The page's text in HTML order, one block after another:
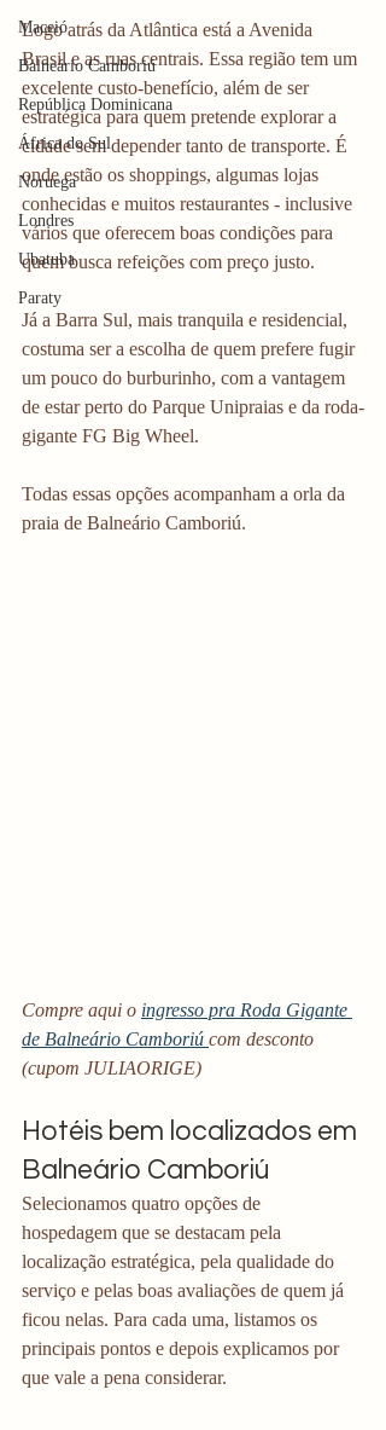
Maceió
Balneário Camboriú
República Dominicana
África do Sul
Noruega
Londres
Ubatuba
Paraty
Logo atrás da Atlântica está a Avenida
Brasil e as ruas centrais. Essa região tem um
excelente custo-benefício, além de ser
estratégica para quem pretende explorar a
cidade sem depender tanto de transporte. É
onde estão os shoppings, algumas lojas
conhecidas e muitos restaurantes - inclusive
vários que oferecem boas condições para
quem busca refeições com preço justo.
Já a Barra Sul, mais tranquila e residencial,
costuma ser a escolha de quem prefere fugir
um pouco do burburinho, com a vantagem
de estar perto do Parque Unipraias e da roda-
gigante FG Big Wheel.
Todas essas opções acompanham a orla da
praia de Balneário Camboriú.
Compre aqui o ingresso pra Roda Gigante
de Balneário Camboriú com desconto
(cupom JULIAORIGE)
Hotéis bem localizados em
Balneário Camboriú
Selecionamos quatro opções de
hospedagem que se destacam pela
localização estratégica, pela qualidade do
serviço e pelas boas avaliações de quem já
ficou nelas. Para cada uma, listamos os
principais pontos e depois explicamos por
que vale a pena considerar.